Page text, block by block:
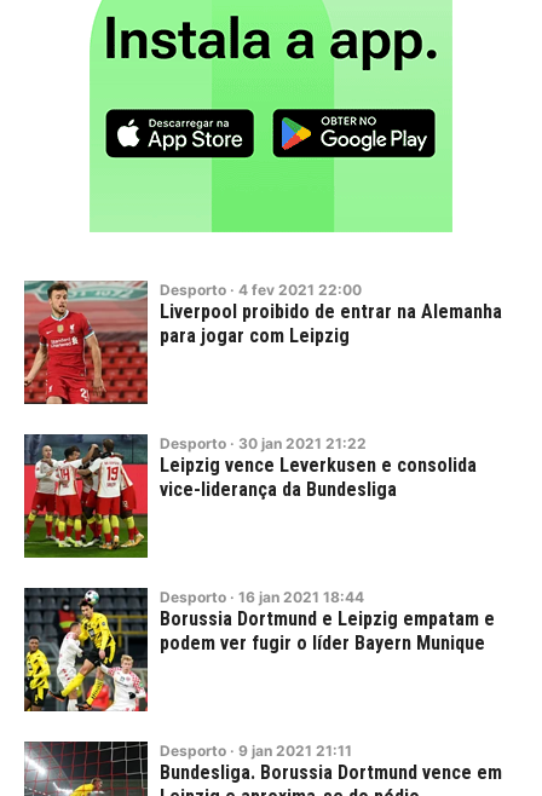
Desporto · 4 fev 2021 22:00
Liverpool proibido de entrar na Alemanha
para jogar com Leipzig
Desporto · 30 jan 2021 21:22
Leipzig vence Leverkusen e consolida
vice-liderança da Bundesliga
Desporto · 16 jan 2021 18:44
Borussia Dortmund e Leipzig empatam e
podem ver fugir o líder Bayern Munique
Desporto · 9 jan 2021 21:11
Bundesliga. Borussia Dortmund vence em